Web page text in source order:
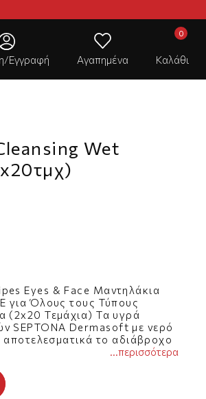
Εγγραφή Αγαπημένα Καλάθι
Wet
Eyes & Face Μαντηλάκια
για Όλους τους Τύπους
(2x20 Τεμάχια) Τα υγρά
SEPTONA Dermasoft με νερό
αποτελεσματικά το αδιάβροχο
με πρεβιοτικά και
αφήνοντάς την
...περισσότερα